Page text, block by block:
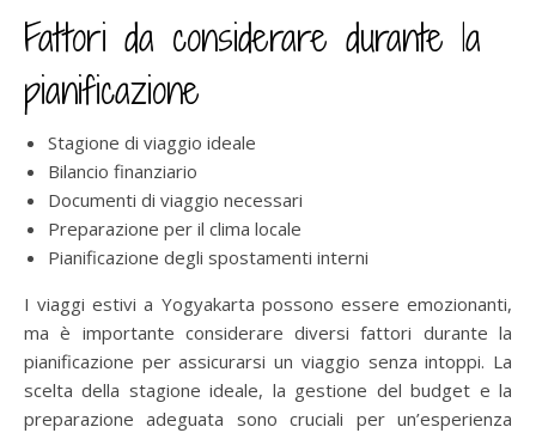
Fattori da considerare durante la
pianificazione
Stagione di viaggio ideale
Bilancio finanziario
Documenti di viaggio necessari
Preparazione per il clima locale
Pianificazione degli spostamenti interni
I viaggi estivi a Yogyakarta possono essere emozionanti,
ma è importante considerare diversi fattori durante la
pianificazione per assicurarsi un viaggio senza intoppi. La
scelta della stagione ideale, la gestione del budget e la
preparazione adeguata sono cruciali per un’esperienza